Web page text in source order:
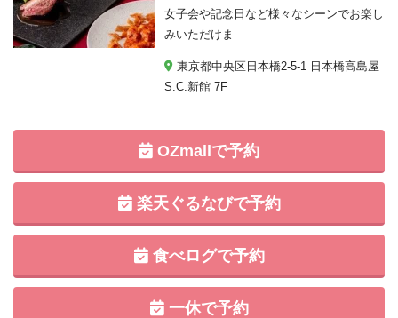
女子会や記念日など様々なシーンでお楽し
みいただけま
東京都中央区日本橋2-5-1 日本橋高島屋
S.C.新館 7F
OZmallで予約
楽天ぐるなびで予約
食べログで予約
一休で予約